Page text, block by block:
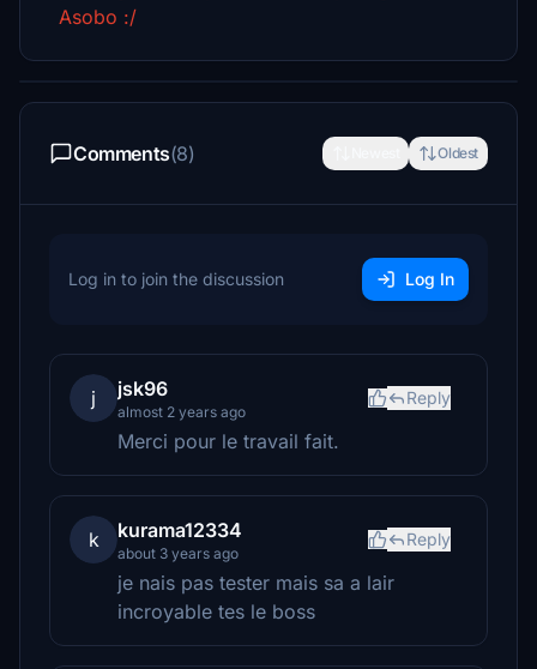
Asobo :/
Comments(8) Oldest
Log in to join the discussion Log In
j jsk96
almost 2 years ago
Reply
Merci pour le travail fait.
k kurama12334
about 3 years ago
Reply
je nais pas tester mais sa a lair
incroyable tes le boss